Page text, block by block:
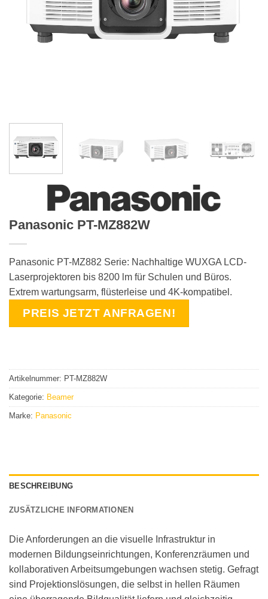
Panasonic PT-MZ882W
Panasonic PT-MZ882 Serie: Nachhaltige WUXGA LCD-
Laserprojektoren bis 8200 lm für Schulen und Büros.
Extrem wartungsarm, flüsterleise und 4K-kompatibel.
PREIS JETZT ANFRAGEN!
Artikelnummer: PT-MZ882W
Kategorie: Beamer
Marke: Panasonic
BESCHREIBUNG
ZUSÄTZLICHE INFORMATIONEN
Die Anforderungen an die visuelle Infrastruktur in
modernen Bildungseinrichtungen, Konferenzräumen und
kollaborativen Arbeitsumgebungen wachsen stetig. Gefragt
sind Projektionslösungen, die selbst in hellen Räumen